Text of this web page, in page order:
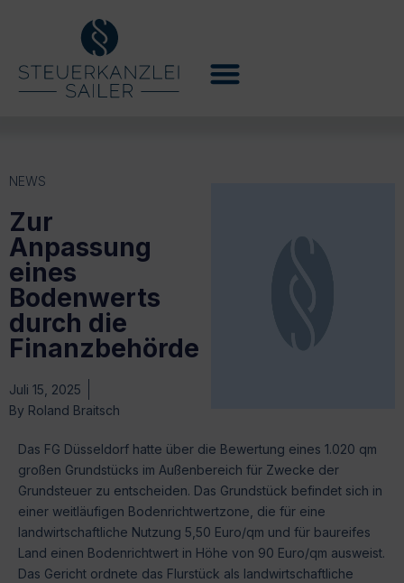
NEWS
Zur
Anpassung
eines
Bodenwerts
durch die
Finanzbehörde
Juli 15, 2025
By Roland Braitsch
Das FG Düsseldorf hatte über die Bewertung eines 1.020 qm
großen Grundstücks im Außenbereich für Zwecke der
Grundsteuer zu entscheiden. Das Grundstück befindet sich in
einer weitläufigen Bodenrichtwertzone, die für eine
landwirtschaftliche Nutzung 5,50 Euro/qm und für baureifes
Land einen Bodenrichtwert in Höhe von 90 Euro/qm ausweist.
Das Gericht ordnete das Flurstück als landwirtschaftliche